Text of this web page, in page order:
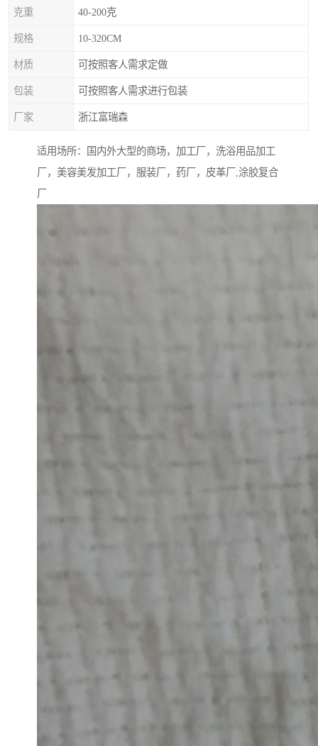
克重 40-200克
规格 10-320CM
材质 可按照客人需求定做
包装 可按照客人需求进行包装
厂家 浙江富瑞森
适用场所：国内外大型的商场，加工厂，洗浴用品加工
厂，美容美发加工厂，服装厂，药厂，皮革厂,涂胶复合
厂